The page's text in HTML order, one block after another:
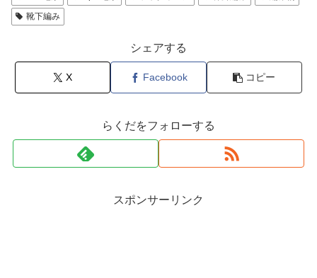
靴下編み
シェアする
X Facebook コピー
らくだをフォローする
スポンサーリンク